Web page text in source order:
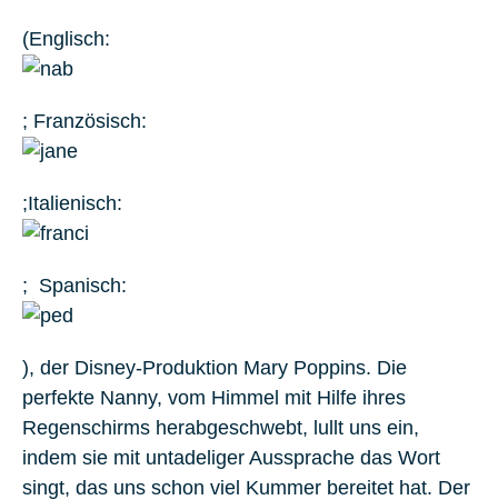
(Englisch:
; Französisch:
;Italienisch:
; Spanisch:
), der Disney-Produktion Mary Poppins. Die
perfekte Nanny, vom Himmel mit Hilfe ihres
Regenschirms herabgeschwebt, lullt uns ein,
indem sie mit untadeliger Aussprache das Wort
singt, das uns schon viel Kummer bereitet hat. Der